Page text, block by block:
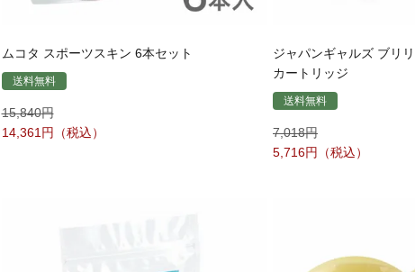
ムコタ スポーツスキン 6本セット
送料無料
15,840
14,361
ジャパンギャルズ ブリ
カートリッジ
送料無料
7,018
5,716